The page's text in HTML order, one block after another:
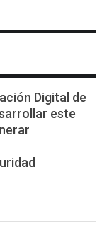
Digital de
este